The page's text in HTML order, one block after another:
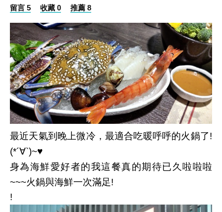
留言 5 收藏 0 推薦 8
最近天氣到晚上微冷，最適合吃暖呼呼的火鍋了!
(*´∀`)~♥
身為海鮮愛好者的我這餐真的期待已久啦啦啦
~~~火鍋與海鮮一次滿足!
!